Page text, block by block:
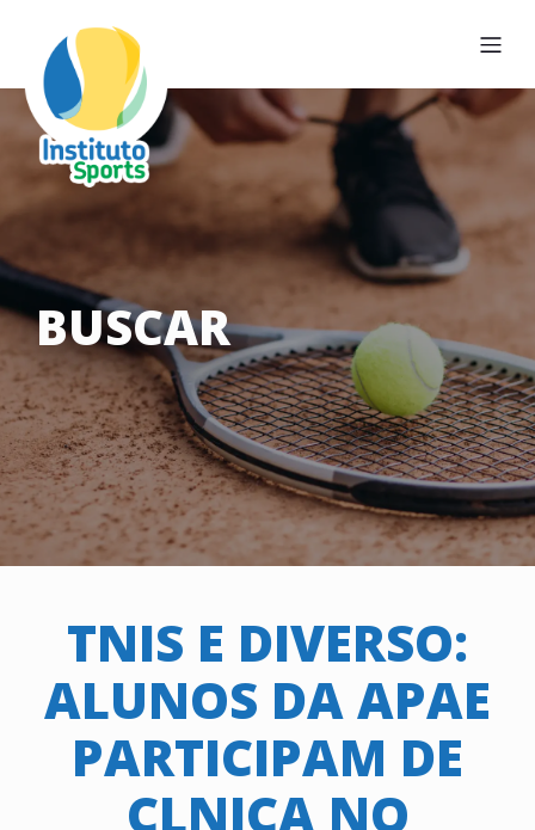
BUSCAR
TNIS E DIVERSO:
ALUNOS DA APAE
PARTICIPAM DE
CLNICA NO